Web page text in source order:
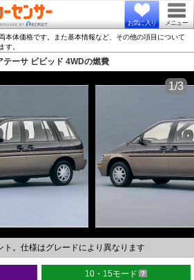
お気に入り メニュー
本体価格です。また基本情報など、その他の項目について
す。
テーサ ビビッド 4WDの燃費
。仕様はグレードにより異なります
1/3
10・15モード